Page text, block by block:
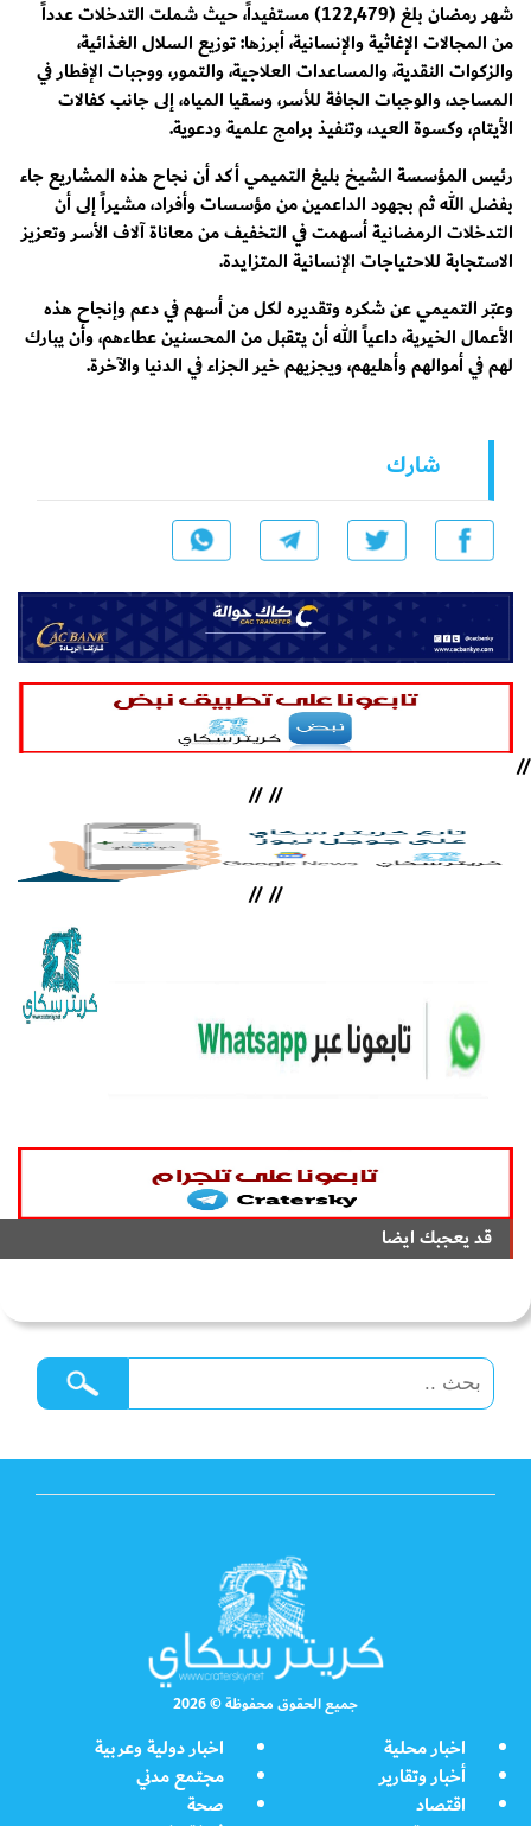
شهر رمضان بلغ (122,479) مستفيداً، حيث شملت التدخلات عدداً
من المجالات الإغاثية والإنسانية، أبرزها: توزيع السلال الغذائية،
والزكوات النقدية، والمساعدات العلاجية، والتمور، ووجبات الإفطار في
المساجد، والوجبات الجافة للأسر، وسقيا المياه، إلى جانب كفالات
الأيتام، وكسوة العيد، وتنفيذ برامج علمية ودعوية.
رئيس المؤسسة الشيخ بليغ التميمي أكد أن نجاح هذه المشاريع جاء
بفضل الله ثم بجهود الداعمين من مؤسسات وأفراد، مشيراً إلى أن
التدخلات الرمضانية أسهمت في التخفيف من معاناة آلاف الأسر وتعزيز
الاستجابة للاحتياجات الإنسانية المتزايدة.
وعبّر التميمي عن شكره وتقديره لكل من أسهم في دعم وإنجاح هذه
الأعمال الخيرية، داعياً الله أن يتقبل من المحسنين عطاءهم، وأن يبارك
لهم في أموالهم وأهليهم، ويجزيهم خير الجزاء في الدنيا والآخرة.
شارك
//
//
//
//
//
قد يعجبك ايضا
جميع الحقوق محفوظة © 2026
اخبار محلية
اخبار دولية وعربية
أخبار وتقارير
مجتمع مدني
اقتصاد
صحة